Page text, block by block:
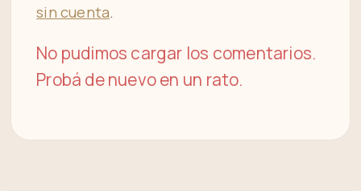
sin cuenta.
No pudimos cargar los comentarios.
Probá de nuevo en un rato.